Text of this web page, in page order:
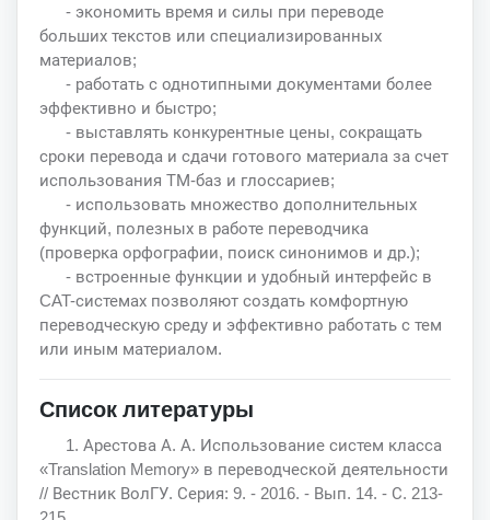
- экономить время и силы при переводе
больших текстов или специализированных
материалов;
- работать с однотипными документами более
эффективно и быстро;
- выставлять конкурентные цены, сокращать
сроки перевода и сдачи готового материала за счет
использования ТМ-баз и глоссариев;
- использовать множество дополнительных
функций, полезных в работе переводчика
(проверка орфографии, поиск синонимов и др.);
- встроенные функции и удобный интерфейс в
CAT-системах позволяют создать комфортную
переводческую среду и эффективно работать с тем
или иным материалом.
Список литературы
1. Арестова А. А. Использование систем класса
«Translation Memory» в переводческой деятельности
// Вестник ВолГУ. Серия: 9. - 2016. - Вып. 14. - С. 213-